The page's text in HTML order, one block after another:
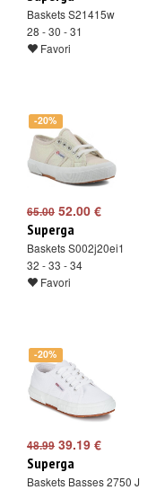
Baskets S21415w
28 - 30 - 31
Favori
-20%
65.00 52.00 €
Superga
Baskets S002j20ei1
32 - 33 - 34
Favori
-20%
48.99 39.19 €
Superga
Baskets Basses 2750 J